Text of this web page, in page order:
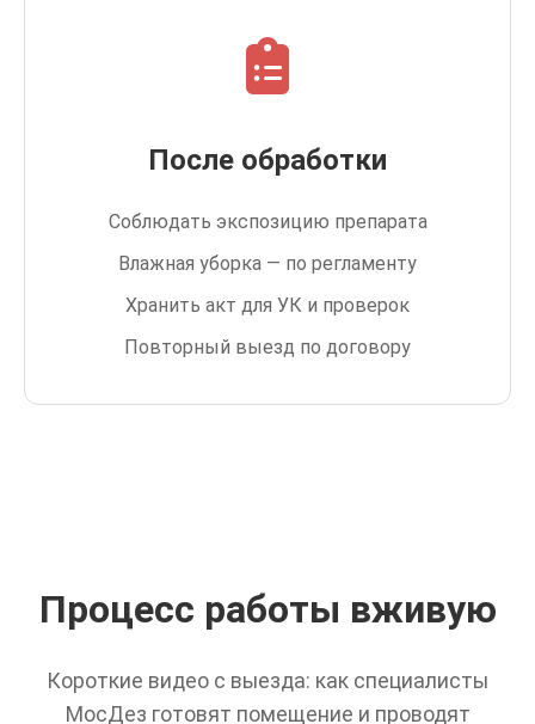
После обработки
Соблюдать экспозицию препарата
Влажная уборка — по регламенту
Хранить акт для УК и проверок
Повторный выезд по договору
Процесс работы вживую
Короткие видео с выезда: как специалисты
МосДез готовят помещение и проводят